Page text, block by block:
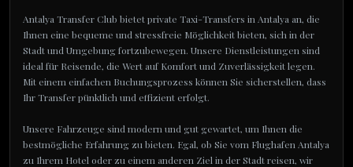
Antalya Transfer Club bietet private Taxi-Transfers in Antalya an, die
Ihnen eine bequeme und stressfreie Möglichkeit bieten, sich in der
Stadt und Umgebung fortzubewegen. Unsere Dienstleistungen sind
ideal für Reisende, die Wert auf Komfort und Zuverlässigkeit legen.
Mit einem einfachen Buchungsprozess können Sie sicherstellen, dass
Ihr Transfer pünktlich und effizient erfolgt.
Unsere Fahrzeuge sind modern und gut gewartet, um Ihnen die
bestmögliche Erfahrung zu bieten. Egal, ob Sie vom Flughafen Antalya
zu Ihrem Hotel oder zu einem anderen Ziel in der Stadt reisen, wir